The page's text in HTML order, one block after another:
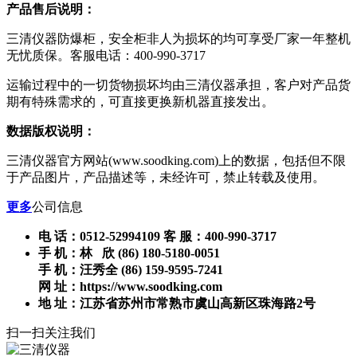
产品售后说明：
三清仪器防爆柜，安全柜非人为损坏的均可享受厂家一年整机
无忧质保。客服电话：400-990-3717
运输过程中的一切货物损坏均由三清仪器承担，客户对产品货
期有特殊需求的，可直接更换新机器直接发出。
数据版权说明：
三清仪器官方网站(www.soodking.com)上的数据，包括但不限
于产品图片，产品描述等，未经许可，禁止转载及使用。
更多公司信息
电 话：0512-52994109 客 服：400-990-3717
手 机：林 欣 (86) 180-5180-0051
手 机：汪秀全 (86) 159-9595-7241
网 址：https://www.soodking.com
地 址：江苏省苏州市常熟市虞山高新区珠海路2号
扫一扫关注我们